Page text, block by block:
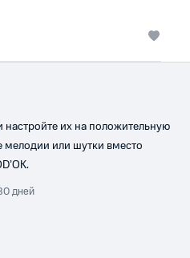
настройте их на положительную
мелодии или шутки вместо
дней